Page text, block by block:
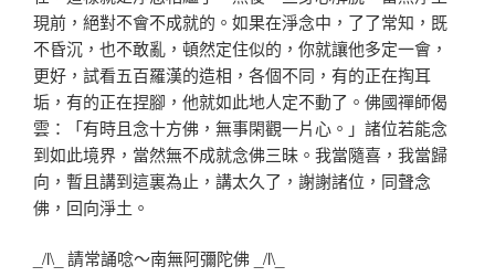
現前，絕對不會不成就的。如果在淨念中，了了常知，既
不昏沉，也不敢亂，頓然定住似的，你就讓他多定一會，
更好，試看五百羅漢的造相，各個不同，有的正在掏耳
垢，有的正在捏腳，他就如此地人定不動了。佛國禪師偈
雲：「有時且念十方佛，無事閑觀一片心。」諸位若能念
到如此境界，當然無不成就念佛三昧。我當隨喜，我當歸
向，暫且講到這裏為止，講太久了，謝謝諸位，同聲念
佛，回向淨土。
_/l\_ 請常誦唸～南無阿彌陀佛 _/l\_